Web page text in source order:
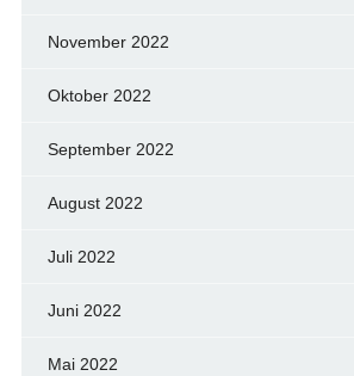
November 2022
Oktober 2022
September 2022
August 2022
Juli 2022
Juni 2022
Mai 2022